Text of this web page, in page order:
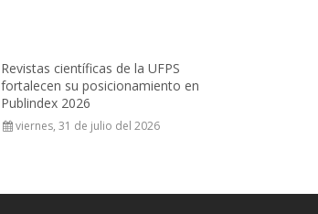
Revistas científicas de la UFPS
fortalecen su posicionamiento en
Publindex 2026
viernes, 31 de julio del 2026